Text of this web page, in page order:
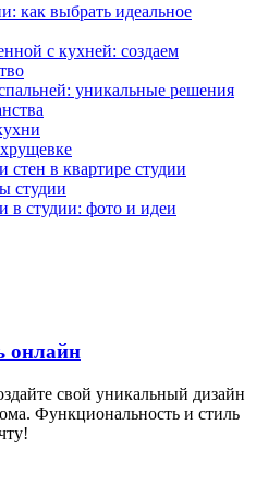
как выбрать идеальное
с кухней: создаем
уникальные решения
стен в квартире студии
студии
в студии: фото и идеи
онлайн
свой уникальный дизайн
Функциональность и стиль